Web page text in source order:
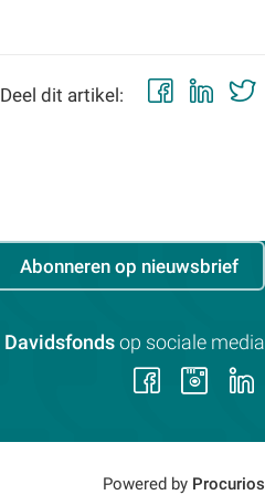
Deel dit artikel:
Abonneren op nieuwsbrief
Davidsfonds op sociale media
Volg
op op
Powered by Procurios